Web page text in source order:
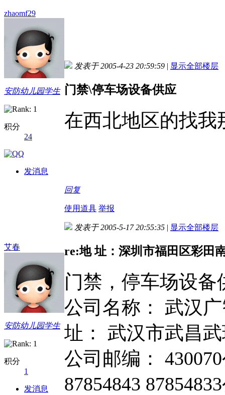
zhaomf29
安防幼儿园学生
积分
24
发消息
发表于 2005-4-23 20:59:59 | 显示全部楼层
门禁\停车场设备供应
在西北地区的找我
回复
使用道具 举报
艾春
安防幼儿园学生
积分
1
发消息
发表于 2005-5-17 20:55:35 | 显示全部楼层
re:地 址：深圳市福田区彩田
门禁，停车场设
公司名称： 武汉
址： 武汉市武昌
公司邮编：
87854843